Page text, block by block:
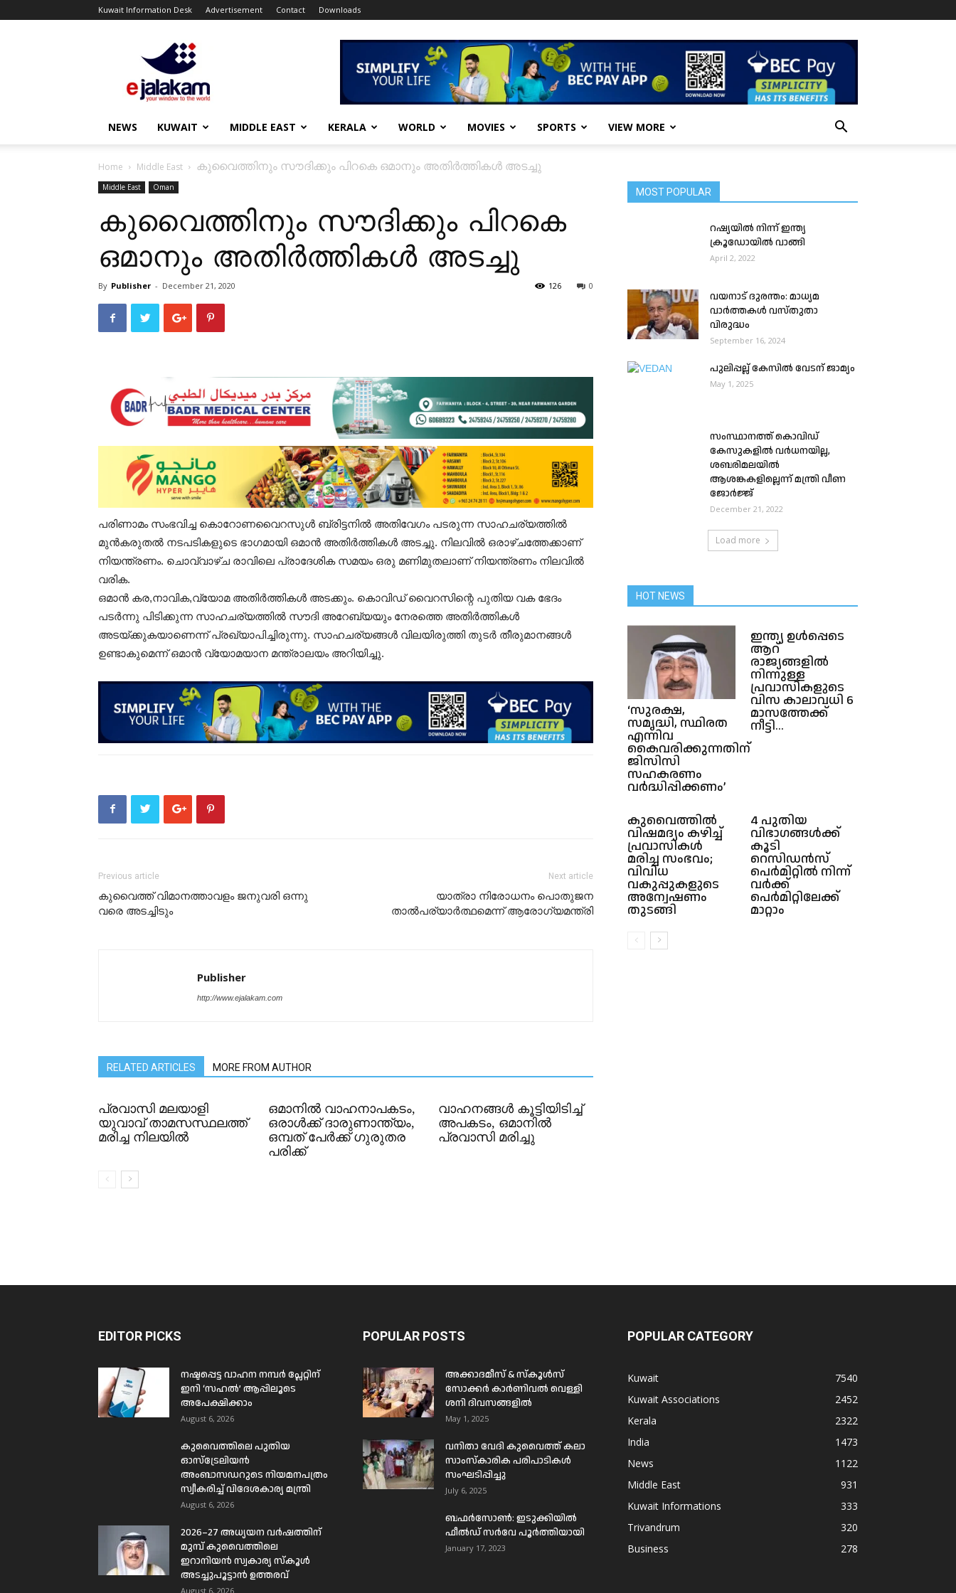
Kuwait Information Desk Advertisement Contact Downloads
ejalakam
NEWS KUWAIT MIDDLE EAST KERALA WORLD MOVIES SPORTS VIEW MORE
Home Middle East കുവൈത്തിനും സൗദിക്കും പിറകെ ഒമാനും അതിർത്തികൾ അടച്ചു
Middle East Oman
കുവൈത്തിനും സൗദിക്കും പിറകെ
ഒമാനും അതിർത്തികൾ അടച്ചു
By Publisher - December 21, 2020 0
126
പരിണാമം സംഭവിച്ച കൊറോണവൈറസുൾ ബ്രിട്ടനിൽ അതിവേഗം പടരുന്ന സാഹചര്യത്തിൽ
മുന്‍കരുതല്‍ നടപടികളുടെ ഭാഗമായി ഒമാന്‍ അതിര്‍ത്തികള്‍ അടച്ചു. നിലവിൽ ഒരാഴ്ചത്തേക്കാണ്
നിയന്ത്രണം. ചൊവ്വാഴ്ച രാവിലെ പ്രാദേശിക സമയം ഒരു മണിമുതലാണ് നിയന്ത്രണം നിലവില്‍
വരിക.
ഒമാൻ കര,നാവിക,വ്യോമ അതിര്‍ത്തികള്‍ അടക്കും. കൊവിഡ് വൈറസിന്റെ പുതിയ വക ഭേദം
പടര്‍ന്നു പിടിക്കുന്ന സാഹചര്യത്തില്‍ സൗദി അറേബ്യയും നേരത്തെ അതിര്‍ത്തികള്‍
അടയ്ക്കുകയാണെന്ന് പ്രഖ്യാപിച്ചിരുന്നു. സാഹചര്യങ്ങള്‍ വിലയിരുത്തി തുടര്‍ തീരുമാനങ്ങള്‍
ഉണ്ടാകുമെന്ന് ഒമാന്‍ വ്യോമയാന മന്ത്രാലയം അറിയിച്ചു.
Previous article
കുവൈത്ത് വിമാനത്താവളം ജനുവരി ഒന്നു
വരെ അടച്ചിടും
Next article
യാത്രാ നിരോധനം പൊതുജന
താൽപര്യാർത്ഥമെന്ന് ആരോഗ്യമന്ത്രി
Publisher
http://www.ejalakam.com
RELATED ARTICLES MORE FROM AUTHOR
പ്രവാസി മലയാളി
യുവാവ് താമസസ്ഥലത്ത്
മരിച്ച നിലയിൽ
ഒമാനിൽ വാഹനാപകടം,
ഒരാൾക്ക് ദാരുണാന്ത്യം,
ഒമ്പത് പേർക്ക് ​ഗുരുതര
പരിക്ക്
വാഹനങ്ങൾ കൂട്ടിയിടിച്ച്
അപകടം, ഒമാനിൽ
പ്രവാസി മരിച്ചു
MOST POPULAR
റഷ്യയിൽ നിന്ന് ഇന്ത്യ
ക്രൂഡോയിൽ വാങ്ങി
April 2, 2022
വയനാട് ദുരന്തം: മാധ്യമ
വാർത്തകൾ വസ്തുതാ
വിരുദ്ധം
September 16, 2024
പുലിപ്പല്ല് കേസിൽ വേടന് ജാമ്യം
May 1, 2025
സംസ്ഥാനത്ത് കൊവിഡ്
കേസുകളിൽ വർധനയില്ല,
ശബരിമലയിൽ
ആശങ്കകളില്ലെന്ന് മന്ത്രി വീണ
ജോർജ്ജ്
December 21, 2022
Load more
HOT NEWS
‘സുരക്ഷ,
സമൃദ്ധി, സ്ഥിരത
എന്നിവ
കൈവരിക്കുന്നതിന്
ജിസിസി
സഹകരണം
വർദ്ധിപ്പിക്കണം’
ഇന്ത്യ ഉൾപ്പെടെ
ആറ്
രാജ്യങ്ങളിൽ
നിന്നുള്ള
പ്രവാസികളുടെ
വിസ കാലാവധി 6
മാസത്തേക്ക്
നീട്ടി...
കുവൈത്തിൽ
വിഷമദ്യം കഴിച്ച്
പ്രവാസികൾ
മരിച്ച സംഭവം;
വിവിധ
വകുപ്പുകളുടെ
അന്വേഷണം
തുടങ്ങി
4 പുതിയ
വിഭാഗങ്ങൾക്ക്
കൂടി
റെസിഡൻസ്
പെർമിറ്റിൽ നിന്ന്
വർക്ക്
പെർമിറ്റിലേക്ക്
മാറ്റാം
EDITOR PICKS
നഷ്ടപ്പെട്ട വാഹന നമ്പർ പ്ലേറ്റിന്
ഇനി ‘സഹൽ’ ആപ്പിലൂടെ
അപേക്ഷിക്കാം
August 6, 2026
കുവൈത്തിലെ പുതിയ
ഓസ്ട്രേലിയൻ
അംബാസഡറുടെ നിയമനപത്രം
സ്വീകരിച്ച് വിദേശകാര്യ മന്ത്രി
August 6, 2026
2026–27 അധ്യയന വർഷത്തിന്
മുമ്പ് കുവൈത്തിലെ
ഇറാനിയൻ സ്വകാര്യ സ്കൂൾ
അടച്ചുപൂട്ടാൻ ഉത്തരവ്
August 6, 2026
POPULAR POSTS
അക്കാദമീസ് & സ്കൂൾസ്
സോക്കർ കാർണിവൽ വെള്ളി
ശനി ദിവസങ്ങളിൽ
May 1, 2025
വനിതാ വേദി കുവൈത്ത് കലാ
സാംസ്കാരിക പരിപാടികൾ
സംഘടിപ്പിച്ചു
July 6, 2025
ബഫര്‍സോണ്‍: ഇടുക്കിയില്‍
ഫീല്‍ഡ് സര്‍വേ പൂര്‍ത്തിയായി
January 17, 2023
POPULAR CATEGORY
Kuwait
7540
Kuwait Associations
2452
Kerala
2322
India
1473
News
1122
Middle East
931
Kuwait Informations
333
Trivandrum
320
Business
278